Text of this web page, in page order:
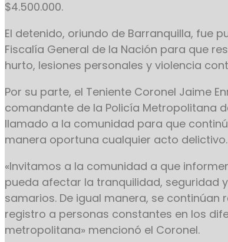
$4.500.000.
El detenido, oriundo de Barranquilla, fue
Fiscalía General de la Nación para que
hurto, lesiones personales y violencia
Por su parte, el Teniente Coronel Jaime
comandante de la Policía Metropolitana
llamado a la comunidad para que
manera oportuna cualquier acto delictivo.
«Invitamos a la comunidad a que
pueda afectar la tranquilidad, seguridad
samarios. De igual manera, se continúan
registro a personas constantes en los
metropolitana» mencionó el Coronel.